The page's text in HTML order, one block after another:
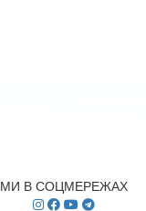
МИ В СОЦМЕРЕЖАХ